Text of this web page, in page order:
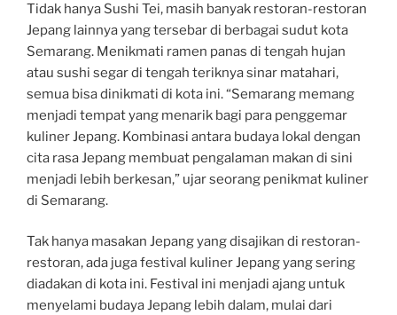
Tidak hanya Sushi Tei, masih banyak restoran-restoran
Jepang lainnya yang tersebar di berbagai sudut kota
Semarang. Menikmati ramen panas di tengah hujan
atau sushi segar di tengah teriknya sinar matahari,
semua bisa dinikmati di kota ini. “Semarang memang
menjadi tempat yang menarik bagi para penggemar
kuliner Jepang. Kombinasi antara budaya lokal dengan
cita rasa Jepang membuat pengalaman makan di sini
menjadi lebih berkesan,” ujar seorang penikmat kuliner
di Semarang.
Tak hanya masakan Jepang yang disajikan di restoran-
restoran, ada juga festival kuliner Jepang yang sering
diadakan di kota ini. Festival ini menjadi ajang untuk
menyelami budaya Jepang lebih dalam, mulai dari